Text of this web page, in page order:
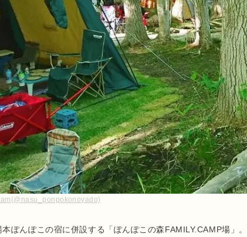
ぽんぽこの宿に併設する「ぽんぽこの森FAMILY.CAMP場」